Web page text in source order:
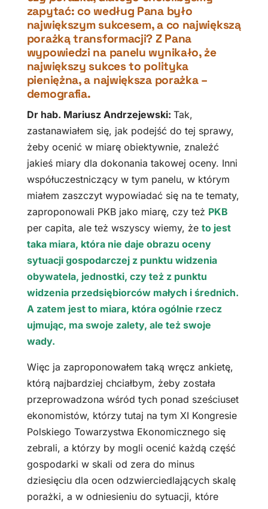
zapytać: co według Pana było
największym sukcesem, a co największą
porażką transformacji? Z Pana
wypowiedzi na panelu wynikało, że
największy sukces to polityka
pieniężna, a największa porażka –
demografia.
Dr hab. Mariusz Andrzejewski: Tak,
zastanawiałem się, jak podejść do tej sprawy,
żeby ocenić w miarę obiektywnie, znaleźć
jakieś miary dla dokonania takowej oceny. Inni
współuczestniczący w tym panelu, w którym
miałem zaszczyt wypowiadać się na te tematy,
zaproponowali PKB jako miarę, czy też PKB
per capita, ale też wszyscy wiemy, że to jest
taka miara, która nie daje obrazu oceny
sytuacji gospodarczej z punktu widzenia
obywatela, jednostki, czy też z punktu
widzenia przedsiębiorców małych i średnich.
A zatem jest to miara, która ogólnie rzecz
ujmując, ma swoje zalety, ale też swoje
wady.
Więc ja zaproponowałem taką wręcz ankietę,
którą najbardziej chciałbym, żeby została
przeprowadzona wśród tych ponad sześciuset
ekonomistów, którzy tutaj na tym XI Kongresie
Polskiego Towarzystwa Ekonomicznego się
zebrali, a którzy by mogli ocenić każdą część
gospodarki w skali od zera do minus
dziesięciu dla ocen odzwierciedlających skalę
porażki, a w odniesieniu do sytuacji, które